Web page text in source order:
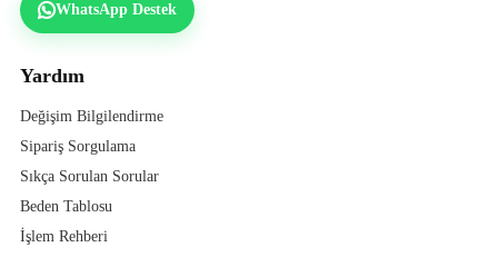
WhatsApp Destek
Yardım
Değişim Bilgilendirme
Sipariş Sorgulama
Sıkça Sorulan Sorular
Beden Tablosu
İşlem Rehberi